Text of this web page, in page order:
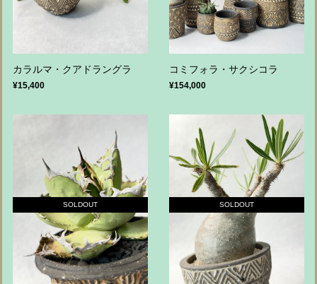
カラルマ・クアドラングラ
¥15,400
コミフォラ・サクシコラ
¥154,000
SOLDOUT SOLDOUT